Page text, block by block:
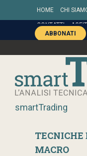
HOME CHI
CONTATTI
ABBONATI
smartTrading
MACRO